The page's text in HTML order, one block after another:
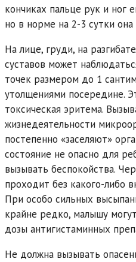
кончиках пальце рук и ног
но в норме на 2-3 сутки
На лице, груди, на
суставов может
точек размером до 1
утолщениями посередине.
токсическая эритема.
жизнедеятельности
постепенно «заселяют»
состояние не опасно для
вызывать беспокойства.
проходит без какого-либо
При особо сильных
крайне редко, малышу
дозы антигистаминных
Не должна вызывать